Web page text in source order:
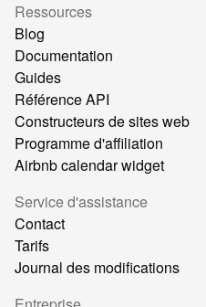
Ressources
Blog
Documentation
Guides
Référence API
Constructeurs de sites web
Programme d'affiliation
Airbnb calendar widget
Service d'assistance
Contact
Tarifs
Journal des modifications